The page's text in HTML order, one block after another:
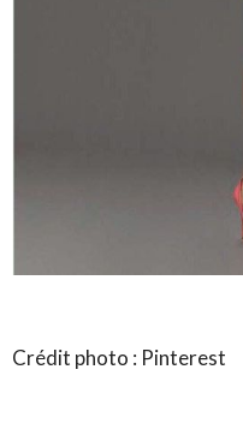
Crédit photo : Pinterest